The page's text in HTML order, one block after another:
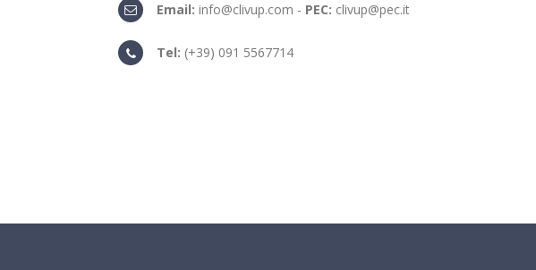
Email: info@clivup.com - PEC: clivup@pec.it
Tel: (+39) 091 5567714